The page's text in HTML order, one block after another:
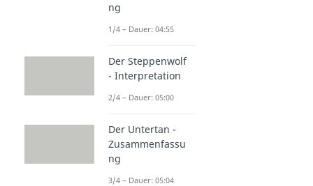
ng
1/4 – Dauer: 04:55
Der Steppenwolf
- Interpretation
2/4 – Dauer: 05:00
Der Untertan -
Zusammenfassu
ng
3/4 – Dauer: 05:04